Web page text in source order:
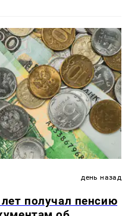
день назад
получал пенсию